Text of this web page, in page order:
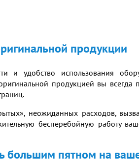
продукции
и удобство использования
продукцией вы всегда
неожиданных расходов,
бесперебойную работу
большим пятном на